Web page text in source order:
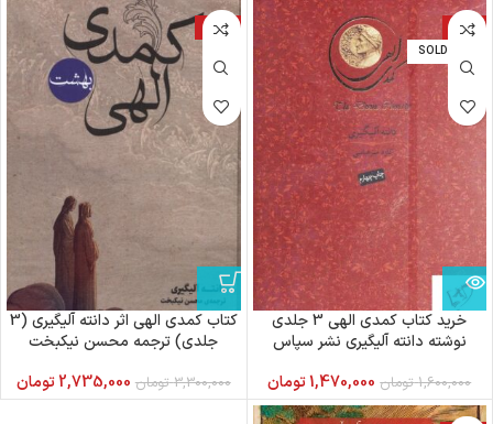
-8%
SOLD OUT
خرید کتاب کمدی الهی 3 جلدی
نوشته دانته آلیگیری نشر سپاس
1,600,000 تومان 1,470,000تومان
-17%
کتاب کمدی الهی اثر دانته آلیگیری (3
جلدی) ترجمه محسن نیکبخت
3,300,000 تومان 2,735,000 تومان